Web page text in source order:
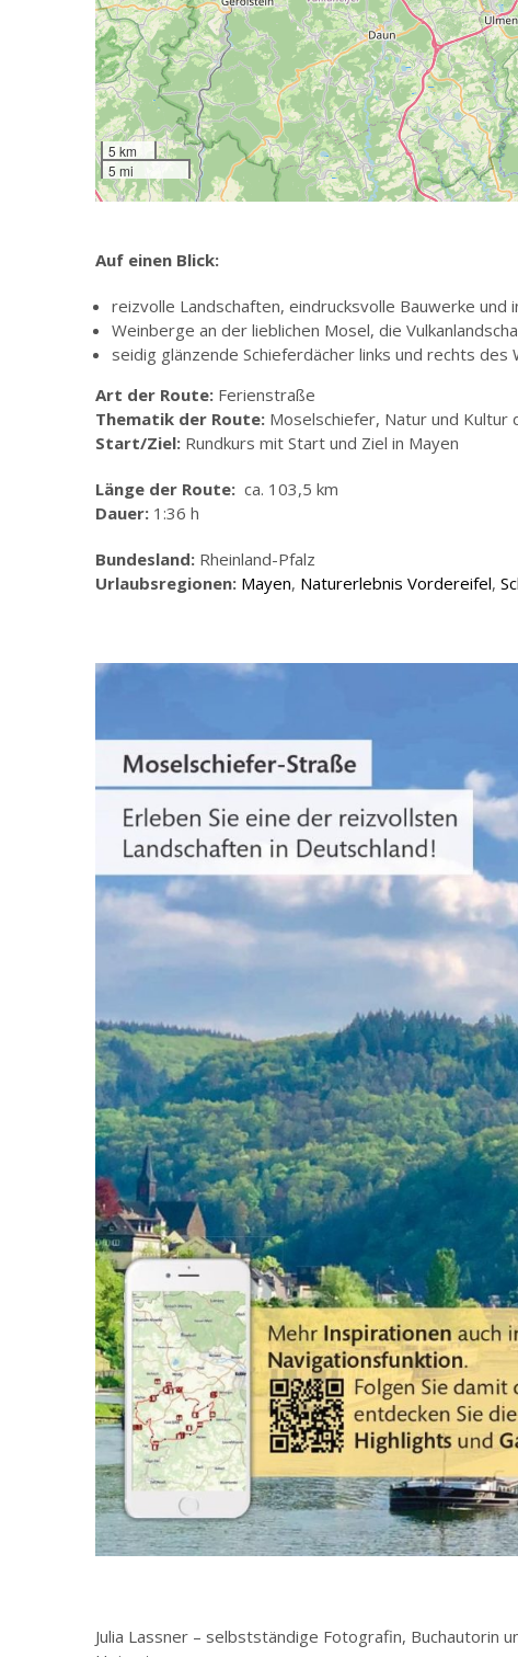
5 km
5 mi
Auf einen Blick:
reizvolle Landschaften, eindrucksvolle Bauwerke
Weinberge an der lieblichen Mosel, die
seidig glänzende Schieferdächer links und rechts des
Art der Route: Ferienstraße
Thematik der Route: Moselschiefer, Natur und Kultur
Start/Ziel: Rundkurs mit Start und Ziel in Mayen
Länge der Route: ca. 103,5 km
Dauer: 1:36 h
Bundesland: Rheinland-Pfalz
Urlaubsregionen: Mayen, Naturerlebnis Vordereifel,
Julia Lassner – selbstständige Fotografin, Buchautorin